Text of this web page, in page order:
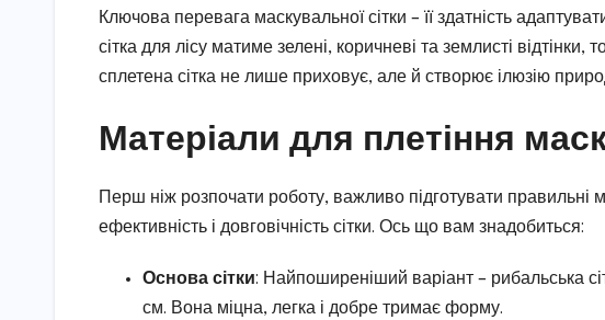
Ключова перевага маскувальної сітки – її здатність
сітка для лісу матиме зелені, коричневі та землисті відтінки,
сплетена сітка не лише приховує, але й створює ілюзію
Матеріали для плетіння
Перш ніж розпочати роботу, важливо підготувати правильні
ефективність і довговічність сітки. Ось що вам знадобиться:
Основа сітки: Найпоширеніший варіант – рибальська
см. Вона міцна, легка і добре тримає форму.